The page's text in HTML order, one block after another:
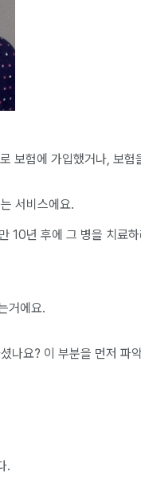
보험에 가입했거나, 보험
서비스에요.
10년 후에 그 병을 치료하
거에요.
나요? 이 부분을 먼저 파
.